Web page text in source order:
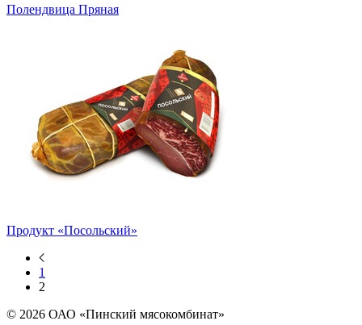
Полендвица Пряная
Продукт «Посольский»
1
2
© 2026 ОАО «Пинский мясокомбинат»